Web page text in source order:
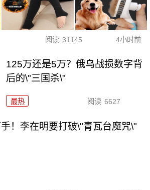
阅读 31145 4小时前
125万还是5万？俄乌战损数字背
后的\"三国杀\"
最热 阅读 6627
！李在明要打破\"青瓦台魔咒\"